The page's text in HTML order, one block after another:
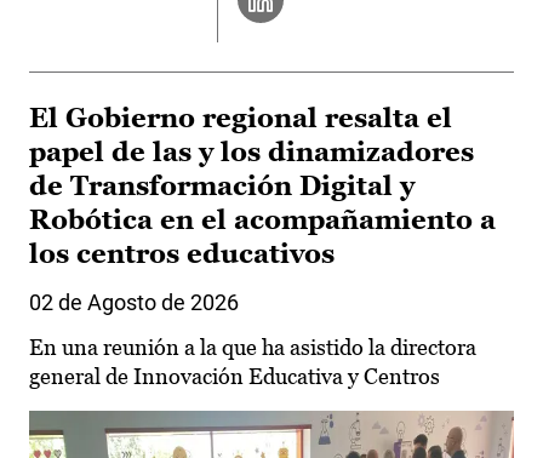
El Gobierno regional resalta el
papel de las y los dinamizadores
de Transformación Digital y
Robótica en el acompañamiento a
los centros educativos
02 de Agosto de 2026
En una reunión a la que ha asistido la directora
general de Innovación Educativa y Centros